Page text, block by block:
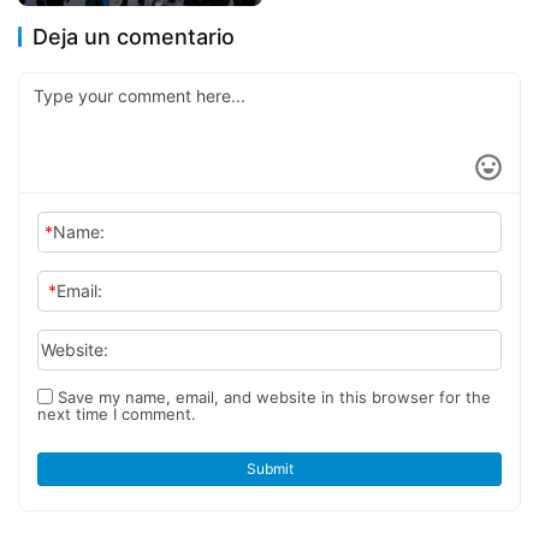
Combustible y Electricidad”
debuta en el Salón del
Automóvil de Guangzhou
Deja un comentario
*Name:
*Email:
Website:
Save my name, email, and website in this browser for the
next time I comment.
Submit